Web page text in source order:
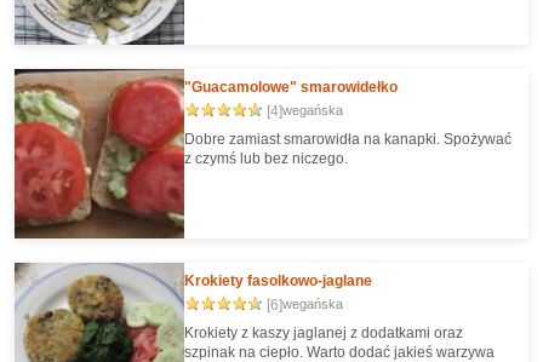
"Guacamolowe" smarowidełko
[4]wegańska
Dobre zamiast smarowidła na kanapki. Spożywać
z czymś lub bez niczego.
Krokiety fasolkowo-jaglane
[6]wegańska
Krokiety z kaszy jaglanej z dodatkami oraz
szpinak na ciepło. Warto dodać jakieś warzywa